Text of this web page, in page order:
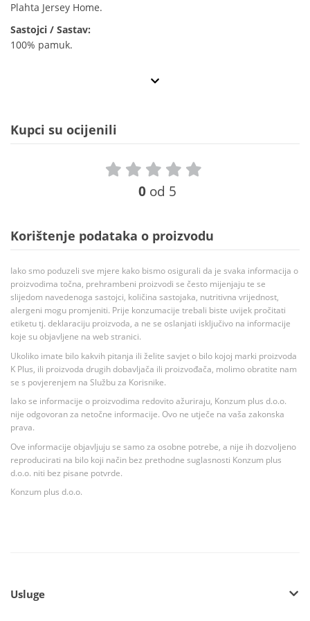
Plahta Jersey Home.
Sastojci / Sastav:
100% pamuk.
Kupci su ocijenili
0 od 5
Korištenje podataka o proizvodu
Iako smo poduzeli sve mjere kako bismo osigurali da je svaka informacija o
proizvodima točna, prehrambeni proizvodi se često mijenjaju te se
slijedom navedenoga sastojci, količina sastojaka, nutritivna vrijednost,
alergeni mogu promjeniti. Prije konzumacije trebali biste uvijek pročitati
etiketu tj. deklaraciju proizvoda, a ne se oslanjati isključivo na informacije
koje su objavljene na web stranici.
Ukoliko imate bilo kakvih pitanja ili želite savjet o bilo kojoj marki proizvoda
K Plus, ili proizvoda drugih dobavljača ili proizvođača, molimo obratite nam
se s povjerenjem na Službu za Korisnike.
Iako se informacije o proizvodima redovito ažuriraju, Konzum plus d.o.o.
nije odgovoran za netočne informacije. Ovo ne utječe na vaša zakonska
prava.
Ove informacije objavljuju se samo za osobne potrebe, a nije ih dozvoljeno
reproducirati na bilo koji način bez prethodne suglasnosti Konzum plus
d.o.o. niti bez pisane potvrde.
Konzum plus d.o.o.
Usluge